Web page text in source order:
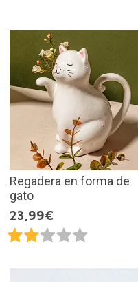
Regadera en forma de
gato
23,99€